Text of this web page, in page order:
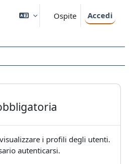
Ospite Accedi
i profili degli utenti.
autenticarsi.